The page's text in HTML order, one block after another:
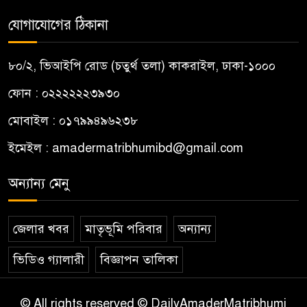
৮
হাসিনা কোনো বক্তব্য দিলে দায়
আগামী প্রজন্মের স্বার্থেই সংবিধান
সংশোধন করা হবে : চিফ হুইপ
১০
যোগাযোগের ঠিকানা
৮০/২, ভিআইপি রোড (চতুর্থ তলা) কাকরাইল, ঢাকা-১০০০
ফোন : ০২২২২২২৩৯৩০
মোবাইল : ০১৭৯৯৪৯৬২৩৮
ইমেইল : amadermatribhumibd@gmail.com
অন্যান্য মেনু
জেলার খবর মাতৃভূমি পরিবার অন্যান্য
ভিডিও গ্যালারী বিজ্ঞাপন তালিকা
© All rights reserved © DailyAmaderMatribhumi